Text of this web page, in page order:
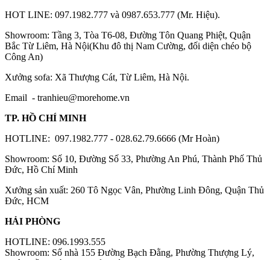
HOT LINE: 097.1982.777 và 0987.653.777 (Mr. Hiệu).
Showroom: Tầng 3, Tòa T6-08, Đường Tôn Quang Phiệt, Quận
Bắc Từ Liêm, Hà Nội(Khu đô thị Nam Cường, đối diện chéo bộ
Công An)
Xưởng sofa: Xã Thượng Cát, Từ Liêm, Hà Nội.
Email - tranhieu@morehome.vn
TP. HỒ CHÍ MINH
HOTLINE: 097.1982.777 - 028.62.79.6666 (Mr Hoàn)
Showroom: Số 10, Đường Số 33, Phường An Phú, Thành Phố Thủ
Đức, Hồ Chí Minh
Xưởng sản xuất: 260 Tô Ngọc Vân, Phường Linh Đông, Quận Thủ
Đức, HCM
HẢI PHÒNG
HOTLINE: 096.1993.555
Showroom: Số nhà 155 Đường Bạch Đằng, Phường Thượng Lý,